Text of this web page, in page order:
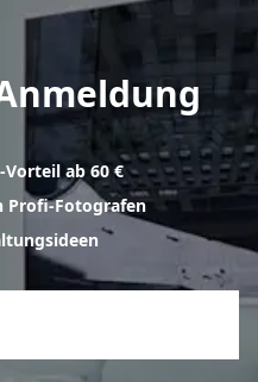
ab 60 €
Profi-Fotografen